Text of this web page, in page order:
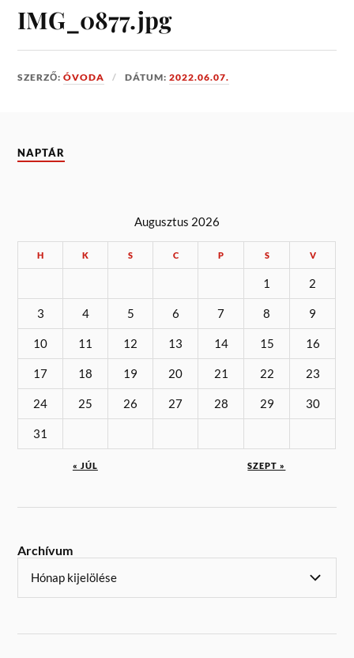
IMG_0877.jpg
SZERZŐ:ÓVODA DÁTUM:2022.06.07.
NAPTÁR
Augusztus 2026
H K S C P S V
1 2
3 4 5 6 7 8 9
10 11 12 13 14 15 16
17 18 19 20 21 22 23
24 25 26 27 28 29 30
31
« JÚL SZEPT »
Archívum